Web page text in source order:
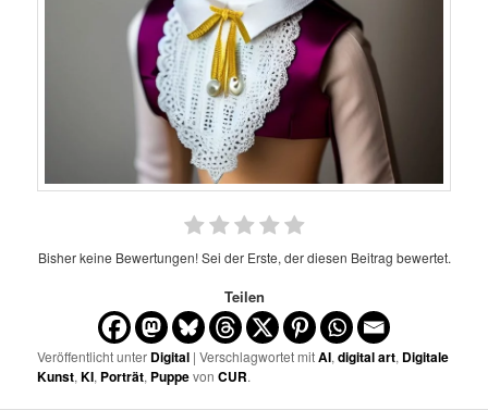
Bisher keine Bewertungen! Sei der Erste, der diesen Beitrag bewertet.
Teilen
Veröffentlicht unter Digital | Verschlagwortet mitAI,digital art, Digitale
Kunst,KI, Porträt, PuppevonCUR.